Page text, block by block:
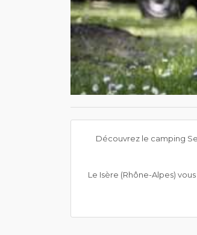
Découvrez le camping
Le Isère (Rhône-Alpes)